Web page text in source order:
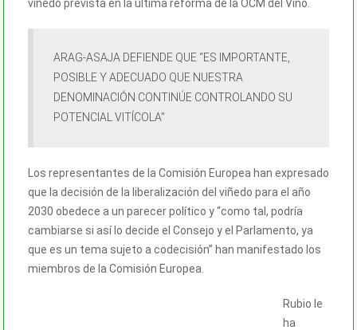
viñedo prevista en la última reforma de la OCM del Vino.
ARAG-ASAJA DEFIENDE QUE “ES IMPORTANTE,
POSIBLE Y ADECUADO QUE NUESTRA
DENOMINACIÓN CONTINÚE CONTROLANDO SU
POTENCIAL VITÍCOLA”
Los representantes de la Comisión Europea han expresado
que la decisión de la liberalización del viñedo para el año
2030 obedece a un parecer político y “como tal, podría
cambiarse si así lo decide el Consejo y el Parlamento, ya
que es un tema sujeto a codecisión” han manifestado los
miembros de la Comisión Europea.
Rubio le
ha